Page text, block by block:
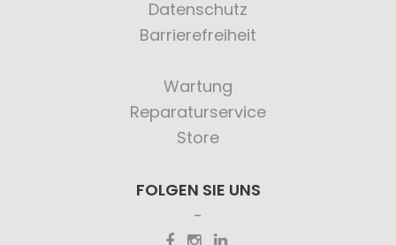
Datenschutz
Barrierefreiheit
Wartung
Reparaturservice
Store
FOLGEN SIE UNS